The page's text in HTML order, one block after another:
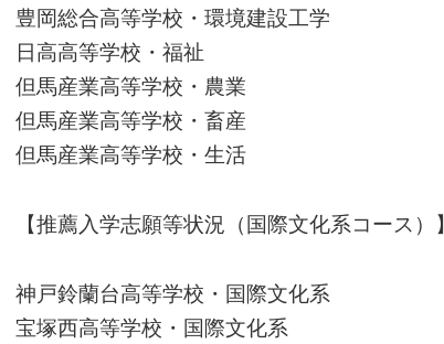
豊岡総合高等学校・環境建設工学
日高高等学校・福祉
但馬産業高等学校・農業
但馬産業高等学校・畜産
但馬産業高等学校・生活
【推薦入学志願等状況（国際文化系コース）】
神戸鈴蘭台高等学校・国際文化系
宝塚西高等学校・国際文化系